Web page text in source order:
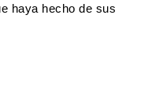
haya hecho de sus